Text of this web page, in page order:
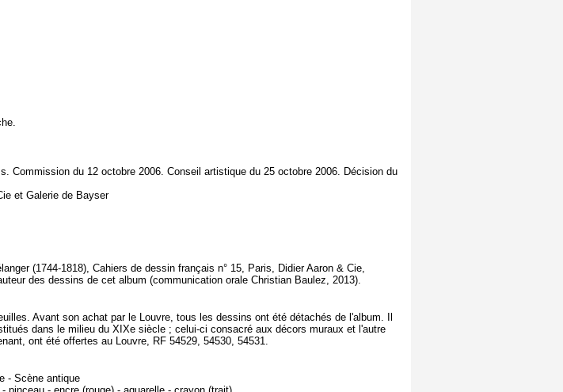
Commission du 12 octobre 2006. Conseil artistique du 25 octobre 2006. Décision du
et Galerie de Bayser
(1744-1818), Cahiers de dessin français n° 15, Paris, Didier Aaron & Cie,
des dessins de cet album (communication orale Christian Baulez, 2013).
Avant son achat par le Louvre, tous les dessins ont été détachés de l'album. Il
dans le milieu du XIXe siècle ; celui-ci consacré aux décors muraux et l'autre
ont été offertes au Louvre, RF 54529, 54530, 54531.
- Scène antique